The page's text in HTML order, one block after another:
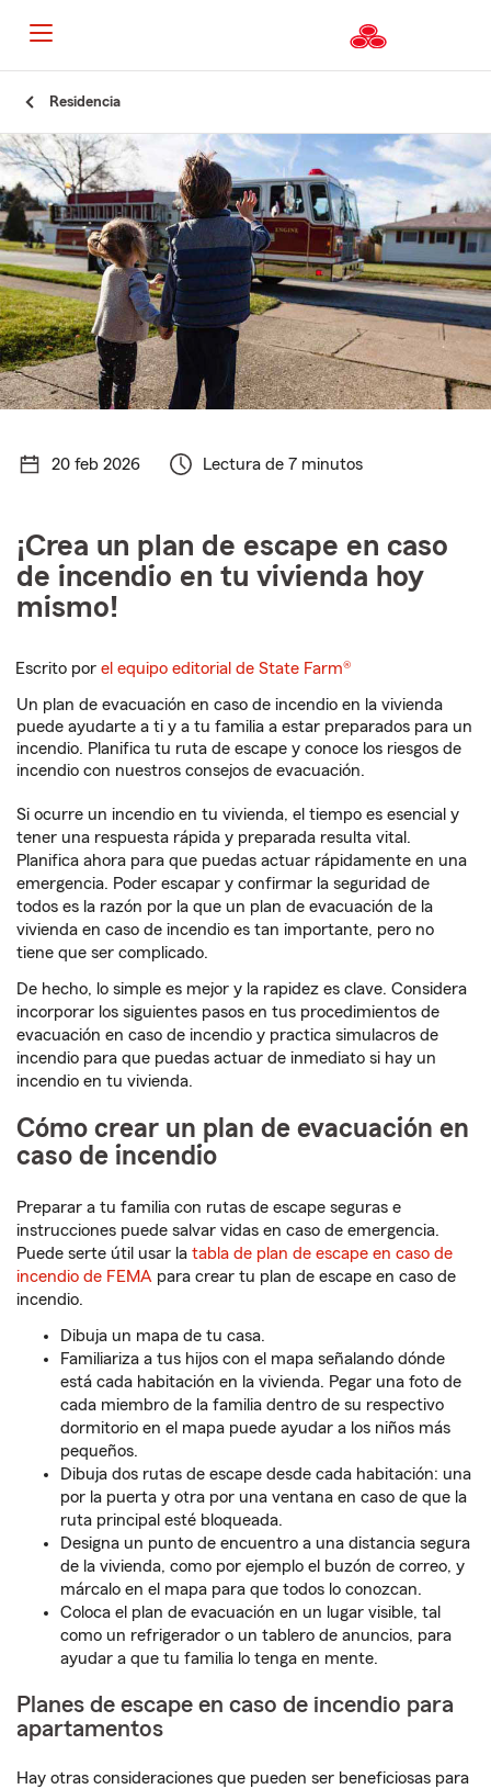
Residencia
20 feb 2026 Lectura de 7 minutos
¡Crea un plan de escape en caso
de incendio en tu vivienda hoy
mismo!
Escrito porel equipo editorial de State Farm®
Un plan de evacuación en caso de incendio en la vivienda
puede ayudarte a ti y a tu familia a estar preparados para un
incendio. Planifica tu ruta de escape y conoce los riesgos de
incendio con nuestros consejos de evacuación.
Si ocurre un incendio en tu vivienda, el tiempo es esencial y
tener una respuesta rápida y preparada resulta vital.
Planifica ahora para que puedas actuar rápidamente en una
emergencia. Poder escapar y confirmar la seguridad de
todos es la razón por la que un plan de evacuación de la
vivienda en caso de incendio es tan importante, pero no
tiene que ser complicado.
De hecho, lo simple es mejor y la rapidez es clave. Considera
incorporar los siguientes pasos en tus procedimientos de
evacuación en caso de incendio y practica simulacros de
incendio para que puedas actuar de inmediato si hay un
incendio en tu vivienda.
Cómo crear un plan de evacuación en
caso de incendio
Preparar a tu familia con rutas de escape seguras e
instrucciones puede salvar vidas en caso de emergencia.
Puede serte útil usar la tabla de plan de escape en caso de
incendio de FEMA para crear tu plan de escape en caso de
incendio.
Dibuja un mapa de tu casa.
Familiariza a tus hijos con el mapa señalando dónde
está cada habitación en la vivienda. Pegar una foto de
cada miembro de la familia dentro de su respectivo
dormitorio en el mapa puede ayudar a los niños más
pequeños.
Dibuja dos rutas de escape desde cada habitación: una
por la puerta y otra por una ventana en caso de que la
ruta principal esté bloqueada.
Designa un punto de encuentro a una distancia segura
de la vivienda, como por ejemplo el buzón de correo, y
márcalo en el mapa para que todos lo conozcan.
Coloca el plan de evacuación en un lugar visible, tal
como un refrigerador o un tablero de anuncios, para
ayudar a que tu familia lo tenga en mente.
Planes de escape en caso de incendio para
apartamentos
Hay otras consideraciones que pueden ser beneficiosas para